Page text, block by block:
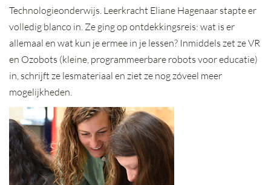
Technologieonderwijs. Leerkracht Eliane Hagenaar stapte er
volledig blanco in. Ze ging op ontdekkingsreis: wat is er
allemaal en wat kun je ermee in je lessen? Inmiddels zet ze VR
en Ozobots (kleine, programmeerbare robots voor educatie)
in, schrijft ze lesmateriaal en ziet ze nog zóveel meer
mogelijkheden.